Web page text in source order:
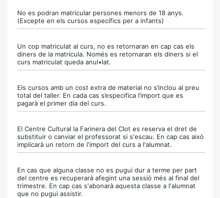
No es podran matricular persones menors de 18 anys.
(Excepte en els cursos específics per a infants)
Un cop matriculat al curs, no es retornaran en cap cas els
diners de la matrícula. Només es retornaran els diners si el
curs matriculat queda anul•lat.
Els cursos amb un cost extra de material no s’inclou al preu
total del taller. En cada cas s’especifica l’import que es
pagarà el primer dia del curs.
El Centre Cultural la Farinera del Clot es reserva el dret de
substituir o canviar el professorat si s'escau. En cap cas això
implicarà un retorn de l'import del curs a l'alumnat.
En cas que alguna classe no es pugui dur a terme per part
del centre es recuperarà afegint una sessió més al final del
trimestre. En cap cas s'abonarà aquesta classe a l'alumnat
que no pugui assistir.